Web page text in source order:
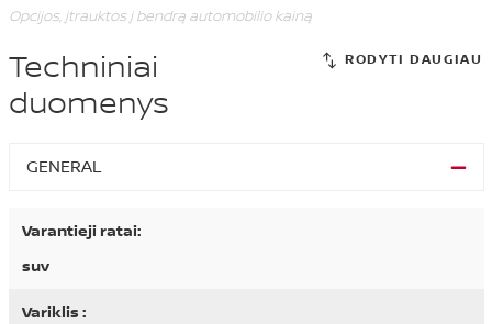
Opcijos, įtrauktos į bendrą automobilio kainą
Techniniai
duomenys
GENERAL
Varantieji ratai:
suv
Variklis :